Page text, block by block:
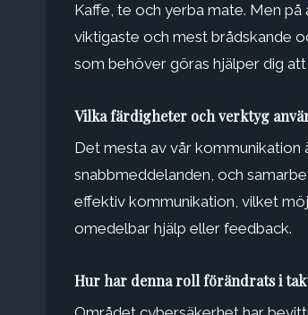
Kaffe, te och yerba mate. Men
viktigaste och mest brådskande
som behöver göras hjälper dig
Vilka färdigheter och verktyg
Det mesta av vår kommunikation
snabbmeddelanden, och
effektiv kommunikation, vilket
omedelbar hjälp eller feedback.
Hur har denna roll förändrats i